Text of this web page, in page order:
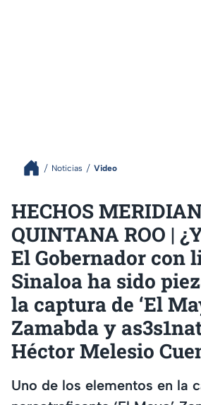
Noticias Video
HECHOS
QUINTANA ROO |
El Gobernador con
Sinaloa ha sido
la captura de ‘El
Zamabda y
Héctor Melesio
Uno de los elementos en la